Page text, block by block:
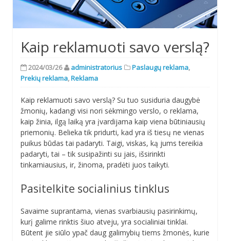
Kaip reklamuoti savo verslą?
2024/03/26 administratorius Paslaugų reklama,
Prekių reklama,Reklama
Kaip reklamuoti savo verslą? Su tuo susiduria daugybė
žmonių, kadangi visi nori sėkmingo verslo, o reklama,
kaip žinia, ilgą laiką yra įvardijama kaip viena būtiniausių
priemonių. Belieka tik pridurti, kad yra iš tiesų ne vienas
puikus būdas tai padaryti. Taigi, viskas, ką jums tereikia
padaryti, tai – tik susipažinti su jais, išsirinkti
tinkamiausius, ir, žinoma, pradėti juos taikyti.
Pasitelkite socialinius tinklus
Savaime suprantama, vienas svarbiausių pasirinkimų,
kurį galime rinktis šiuo atveju, yra socialiniai tinklai.
Būtent jie siūlo ypač daug galimybių tiems žmonės, kurie